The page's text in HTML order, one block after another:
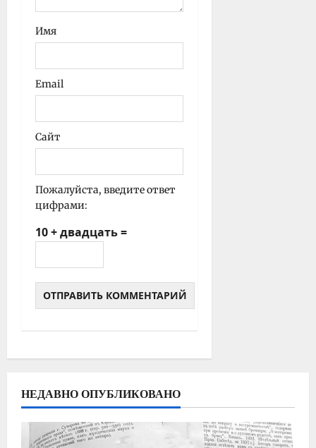
Имя
Email
Сайт
Пожалуйста, введите ответ
цифрами:
10 + двадцать =
НЕДАВНО ОПУБЛИКОВАНО